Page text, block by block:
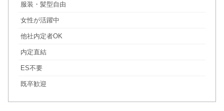
服装・髪型自由
女性が活躍中
他社内定者OK
内定直結
ES不要
既卒歓迎